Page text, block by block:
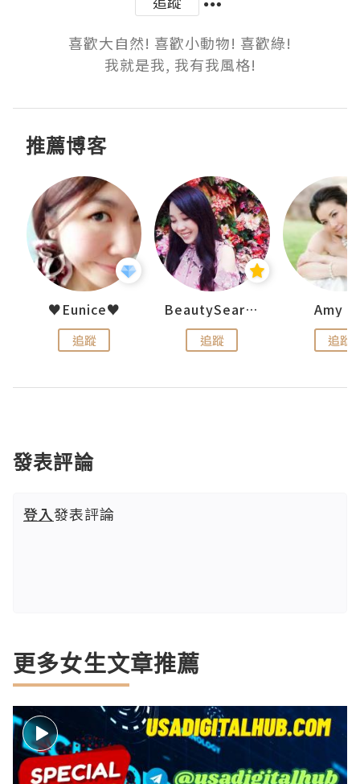
喜歡大自然! 喜歡小動物! 喜歡綠!
我就是我, 我有我風格!
推薦博客
♥Eunice♥
追蹤
BeautySearch
追蹤
Amy
追蹤
發表評論
登入發表評論
更多女生文章推薦